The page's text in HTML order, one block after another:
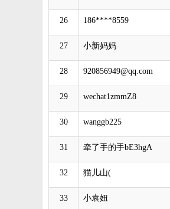
26 186****8559
27 小新妈妈
28 920856949@qq.com
29 wechat1zmmZ8
30 wanggb225
31 牵了手的手bE3hgA
32 猫儿山(
33 小袁妞